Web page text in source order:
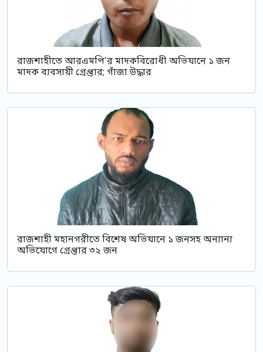
রাজশাহীতে আরএমপি'র মাদকবিরোধী অভিযানে ১ জন
মাদক ব্যবসায়ী গ্রেপ্তার; গাঁজা উদ্ধার
রাজশাহী মহানগরীতে বিশেষ অভিযানে ১ জনসহ অন্যান্য
অভিযোগে গ্রেপ্তার ৩২ জন